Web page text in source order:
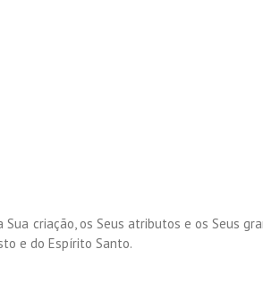
criação, os Seus atributos e os Seus
e do Espírito Santo.